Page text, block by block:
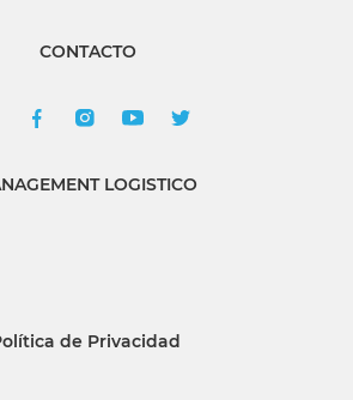
CONTACTO
LOGISTICO
de Privacidad